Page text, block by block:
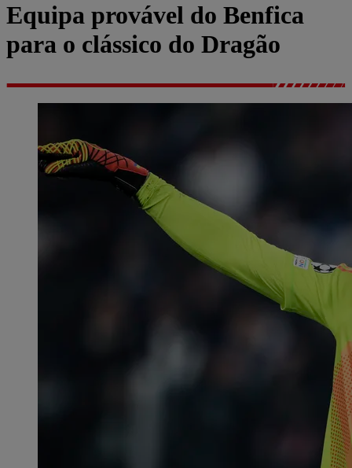
Equipa provável do Benfica
para o clássico do Dragão